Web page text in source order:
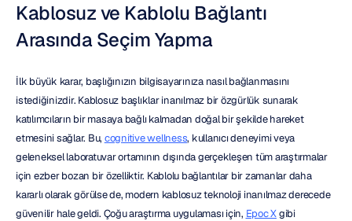
Kablosuz ve Kablolu Bağlantı
Arasında Seçim Yapma
İlk büyük karar, başlığınızın bilgisayarınıza nasıl bağlanmasını
istediğinizdir. Kablosuz başlıklar inanılmaz bir özgürlük sunarak
katılımcıların bir masaya bağlı kalmadan doğal bir şekilde hareket
etmesini sağlar. Bu, cognitive wellness, kullanıcı deneyimi veya
geleneksel laboratuvar ortamının dışında gerçekleşen tüm araştırmalar
için ezber bozan bir özelliktir. Kablolu bağlantılar bir zamanlar daha
kararlı olarak görülse de, modern kablosuz teknoloji inanılmaz derecede
güvenilir hale geldi. Çoğu araştırma uygulaması için, Epoc X gibi